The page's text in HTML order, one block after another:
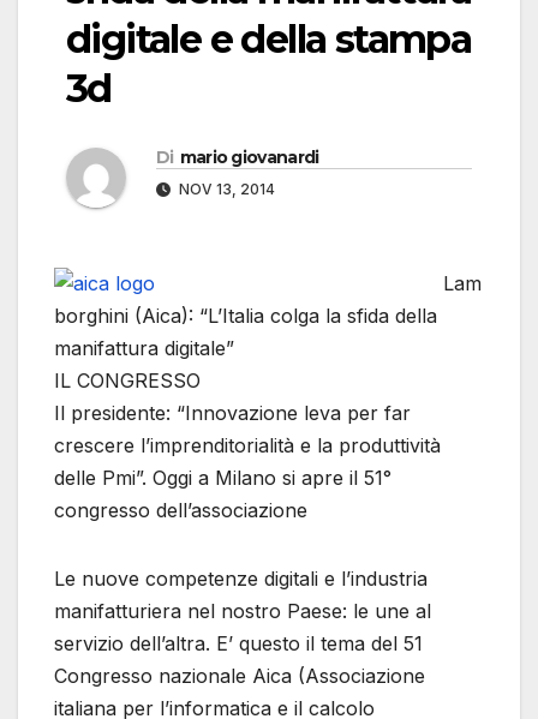
digitale e della stampa
3d
Di mario giovanardi
NOV 13, 2014
Lam
borghini (Aica): “L’Italia colga la sfida della
manifattura digitale”
IL CONGRESSO
Il presidente: “Innovazione leva per far
crescere l’imprenditorialità e la produttività
delle Pmi”. Oggi a Milano si apre il 51°
congresso dell’associazione
Le nuove competenze digitali e l’industria
manifatturiera nel nostro Paese: le une al
servizio dell’altra. E’ questo il tema del 51
Congresso nazionale Aica (Associazione
italiana per l’informatica e il calcolo